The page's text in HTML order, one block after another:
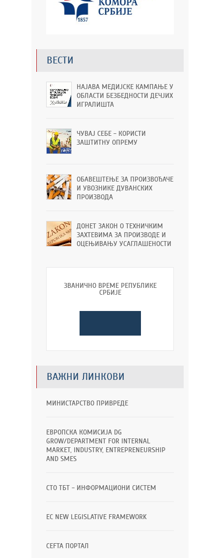
ВЕСТИ
НАЈАВА МЕДИЈСКЕ КАМПАЊЕ У
ОБЛАСТИ БЕЗБЕДНОСТИ ДЕЧЈИХ
ИГРАЛИШТА
ЧУВАЈ СЕБЕ - КОРИСТИ
ЗАШТИТНУ ОПРЕМУ
ОБАВЕШТЕЊЕ ЗА ПРОИЗВОЂАЧЕ
И УВОЗНИКЕ ДУВАНСКИХ
ПРОИЗВОДА
ДОНЕТ ЗАКОН О ТЕХНИЧКИМ
ЗАХТЕВИМА ЗА ПРОИЗВОДЕ И
ОЦЕЊИВАЊУ УСАГЛАШЕНОСТИ
ЗВАНИЧНО ВРЕМЕ РЕПУБЛИКЕ
СРБИЈЕ
ВАЖНИ ЛИНКОВИ
МИНИСТАРСТВО ПРИВРЕДЕ
ЕВРОПСКА КОМИСИЈА DG
GROW/DEPARTMENT FOR INTERNAL
MARKET, INDUSTRY, ENTREPRENEURSHIP
AND SMES
СТО ТБТ - ИНФОРМАЦИОНИ СИСТЕМ
EC NEW LEGISLATIVE FRAMEWORK
CEFTA ПОРТАЛ